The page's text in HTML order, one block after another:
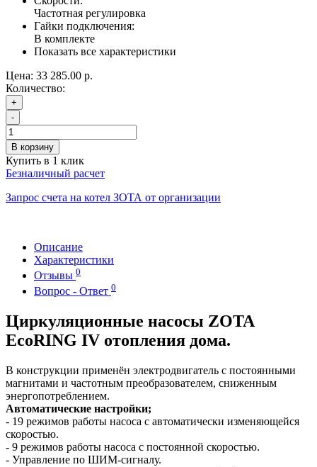
Частотная регулировка
Гайки подключения:
В комплекте
Показать все характеристики
Цена: 33 285.00 р.
Количество:
+
-
В корзину
Купить в 1 клик
Безналичный расчет
Запрос счета на котел ЗОТА от организации
Описание
Характеристики
Отзывы 0
Вопрос - Ответ 0
Циркуляционные насосы ZOTA
EcoRING IV отопления дома.
В конструкции применён электродвигатель с постоянными
магнитами и частотным преобразователем, сниженным
энергопотреблением.
Автоматические настройки;
- 19 режимов работы насоса с автоматически изменяющейся
скоростью.
- 9 режимов работы насоса с постоянной скоростью.
- Управление по ШИМ-сигналу.